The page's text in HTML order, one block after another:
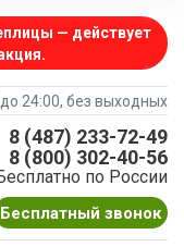
— действует
24:00, без выходных
8 (487) 233-72-49
8 (800) 302-40-56
по России
Бесплатный звонок